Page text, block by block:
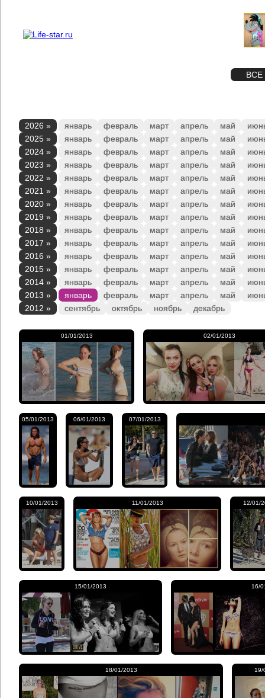
ВСЕ
2026 » январь февраль март апрель май
2025 »
январь февраль март апрель май
2024 »
январь февраль март апрель май
2023 »
январь февраль март апрель май
2022 »
январь февраль март апрель май
2021 »
январь февраль март апрель май
2020 »
январь февраль март апрель май
2019 »
январь февраль март апрель май
2018 »
январь февраль март апрель май
2017 »
январь февраль март апрель май
2016 »
январь февраль март апрель май
2015 »
январь февраль март апрель май
2014 »
январь февраль март апрель май
2013 »
январь февраль март апрель май
2012 »
сентябрь октябрь ноябрь декабрь
01/01/2013 02/01/2013
05/01/2013 06/01/2013 07/01/2013
10/01/2013 11/01/2013 12/01/
15/01/2013 16/
18/01/2013 19/